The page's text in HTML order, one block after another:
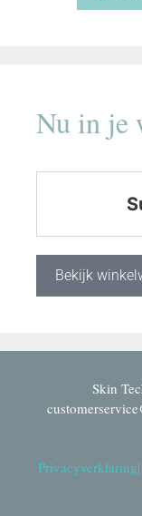
Nu in je
Bekijk
Skin
Privacyverklaring|